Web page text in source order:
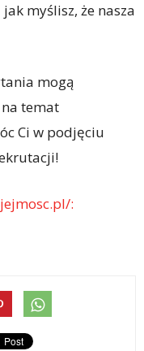
myślisz, że nasza
mogą
temat
Ci w podjęciu
: